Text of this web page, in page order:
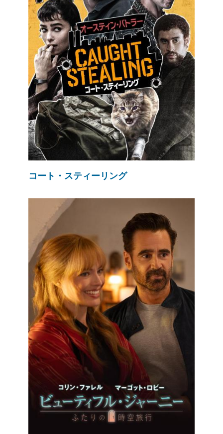
コート・スティーリング